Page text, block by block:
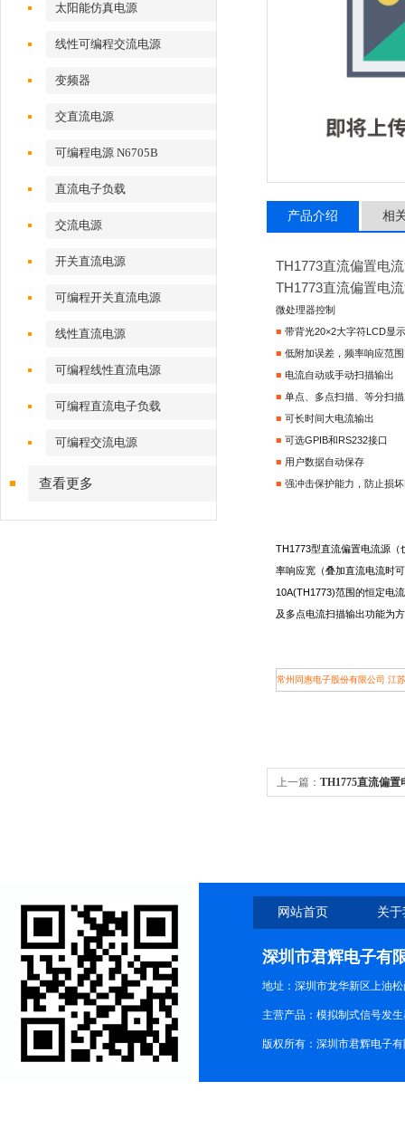
太阳能仿真电源
线性可编程交流电源
变频器
交直流电源
可编程电源 N6705B
直流电子负载
交流电源
开关直流电源
可编程开关直流电源
线性直流电源
可编程线性直流电源
可编程直流电子负载
可编程交流电源
查看更多
产品介绍 相
TH1773直流偏置电
TH1773直流偏置电
微处理器控制
■ 带背光20×2大字符LCD显示
■ 低附加误差，频率响应范
■ 电流自动或手动扫描输出
■ 单点、多点扫描、等分扫
■ 可长时间大电流输出
■ 可选GPIB和RS232接口
■ 用户数据自动保存
■ 强冲击保护能力，防止损
TH1773型直流偏置电流源（
率响应宽（叠加直流电流时
10A(TH1773)范围的恒定电
及多点电流扫描输出功能为
常州同惠电子股份有限公司 江
上一篇： TH1775直流偏置
网站首页 关
深圳市君辉电子有
地址：深圳市龙华新区上油松
主营产品：模拟制式信号发
版权所有：深圳市君辉电子